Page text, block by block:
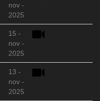
nov -
2025
15 -
nov -
2025
13 -
nov -
2025